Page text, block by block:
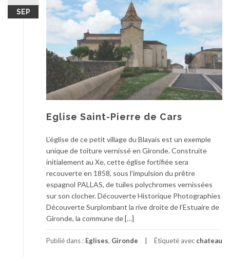
SEP
Eglise Saint-Pierre de Cars
L’église de ce petit village du Blayais est un exemple
unique de toiture vernissé en Gironde. Construite
initialement au Xe, cette église fortifiée sera
recouverte en 1858, sous l’impulsion du prêtre
espagnol PALLAS, de tuiles polychromes vernissées
sur son clocher. Découverte Historique Photographies
Découverte Surplombant la rive droite de l’Estuaire de
Gironde, la commune de […]
Publié dans : Eglises, Gironde Étiqueté avec chateau